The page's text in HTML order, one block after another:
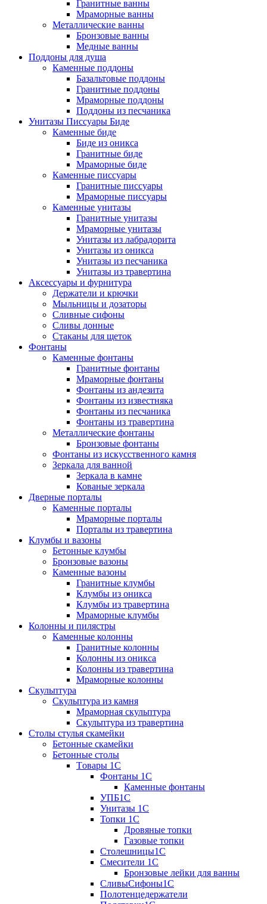
Гранитные ванны
Мраморные ванны
Металлические ванны
Бронзовые ванны
Медные ванны
Поддоны для душа
Каменные поддоны
Базальтовые поддоны
Гранитные поддоны
Мраморные поддоны
Поддоны из песчаника
Унитазы Писсуары Биде
Каменные биде
Биде из оникса
Гранитные биде
Мраморные биде
Каменные писсуары
Гранитные писсуары
Мраморные писсуары
Каменные унитазы
Гранитные унитазы
Мраморные унитазы
Унитазы из лабрадорита
Унитазы из оникса
Унитазы из песчаника
Унитазы из травертина
Аксессуары и фурнитура
Держатели и крючки
Мыльницы и дозаторы
Сливные сифоны
Сливы донные
Стаканы для щеток
Фонтаны
Каменные фонтаны
Гранитные фонтаны
Мраморные фонтаны
Фонтаны из андезита
Фонтаны из известняка
Фонтаны из песчаника
Фонтаны из травертина
Металлические фонтаны
Бронзовые фонтаны
Фонтаны из искусственного камня
Зеркала для ванной
Зеркала в камне
Кованые зеркала
Дверные порталы
Каменные порталы
Мраморные порталы
Порталы из травертина
Клумбы и вазоны
Бетонные клумбы
Бронзовые вазоны
Каменные вазоны
Гранитные клумбы
Клумбы из оникса
Клумбы из травертина
Мраморные клумбы
Колонны и пилястры
Каменные колонны
Гранитные колонны
Колонны из оникса
Колонны из травертина
Мраморные колонны
Скульптура
Скульптура из камня
Мраморная скульптура
Скульптура из травертина
Столы стулья скамейки
Бетонные скамейки
Бетонные столы
Tовары 1C
Фонтаны 1C
Каменные фонтаны
УПБ1С
Унитазы 1С
Топки 1С
Дровяные топки
Газовые топки
Столешницы1С
Смесители 1С
Бронзовые лейки для ванны
СливыСифоны1С
Полотенцедержатели